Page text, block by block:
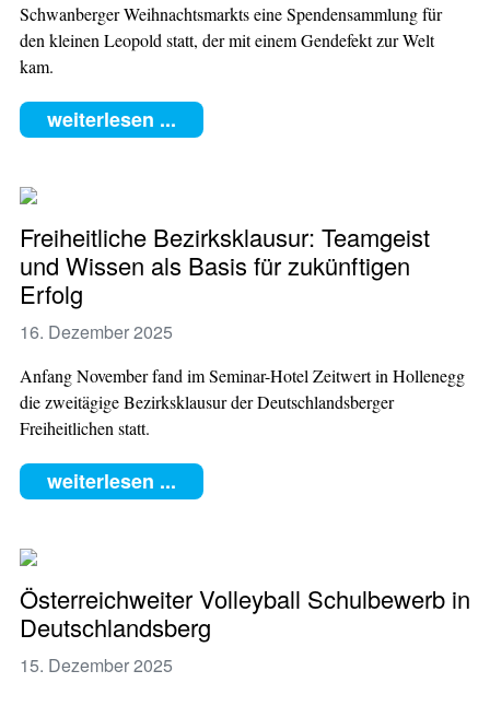
Schwanberger Weihnachtsmarkts eine Spendensammlung für
den kleinen Leopold statt, der mit einem Gendefekt zur Welt
kam.
weiterlesen ...
Freiheitliche Bezirksklausur: Teamgeist
und Wissen als Basis für zukünftigen
Erfolg
16. Dezember 2025
Anfang November fand im Seminar-Hotel Zeitwert in Hollenegg
die zweitägige Bezirksklausur der Deutschlandsberger
Freiheitlichen statt.
weiterlesen ...
Österreichweiter Volleyball Schulbewerb in
Deutschlandsberg
15. Dezember 2025